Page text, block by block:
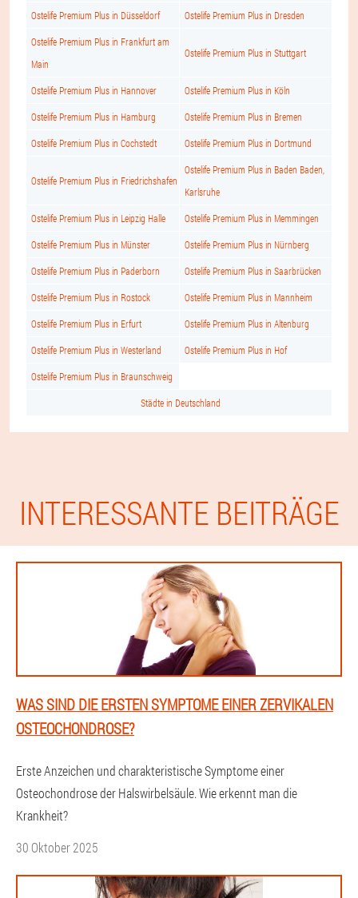
Ostelife Premium Plus in Düsseldorf Ostelife Premium Plus in Dresden
Ostelife Premium Plus in Frankfurt am
Main
Ostelife Premium Plus in Stuttgart
Ostelife Premium Plus in Hannover Ostelife Premium Plus in Köln
Ostelife Premium Plus in Hamburg Ostelife Premium Plus in Bremen
Ostelife Premium Plus in Cochstedt Ostelife Premium Plus in Dortmund
Ostelife Premium Plus in Friedrichshafen
Ostelife Premium Plus in Baden Baden,
Karlsruhe
Ostelife Premium Plus in Leipzig Halle Ostelife Premium Plus in Memmingen
Ostelife Premium Plus in Münster Ostelife Premium Plus in Nürnberg
Ostelife Premium Plus in Paderborn Ostelife Premium Plus in Saarbrücken
Ostelife Premium Plus in Rostock Ostelife Premium Plus in Mannheim
Ostelife Premium Plus in Erfurt Ostelife Premium Plus in Altenburg
Ostelife Premium Plus in Westerland Ostelife Premium Plus in Hof
Ostelife Premium Plus in Braunschweig
Städte in Deutschland
INTERESSANTE BEITRÄGE
WAS SIND DIE ERSTEN SYMPTOME EINER ZERVIKALEN
OSTEOCHONDROSE?
Erste Anzeichen und charakteristische Symptome einer
Osteochondrose der Halswirbelsäule. Wie erkennt man die
Krankheit?
30 Oktober 2025